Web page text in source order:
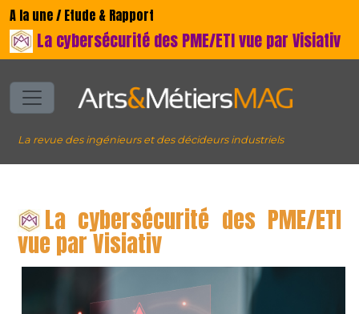
A la une / Etude & Rapport
La cybersécurité des PME/ETI vue par Visiativ
La revue des ingénieurs et des décideurs industriels
La cybersécurité des PME/ETI
vue par Visiativ